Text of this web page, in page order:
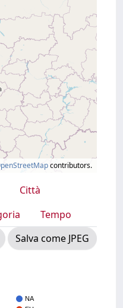
contributors.
Città
Tempo
Salva come JPEG
NA